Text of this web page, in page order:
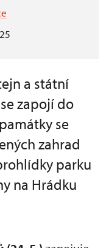
a státní
zapojí do
se
zahrad
parku
na Hrádku